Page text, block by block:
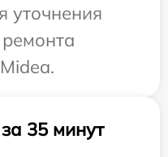
уточнения
35 минут